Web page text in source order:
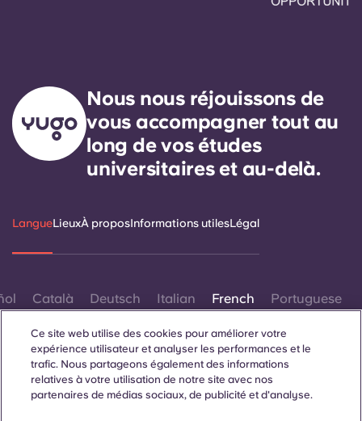
Nous nous réjouissons de
vous accompagner tout au
long de vos études
universitaires et au-delà.
LangueLieuxÀ proposInformations utilesLégal
Català Deutsch Italian French Portuguese
Ce site web utilise des cookies pour améliorer votre
expérience utilisateur et analyser les performances et le
trafic. Nous partageons également des informations
relatives à votre utilisation de notre site avec nos
partenaires de médias sociaux, de publicité et d'analyse.